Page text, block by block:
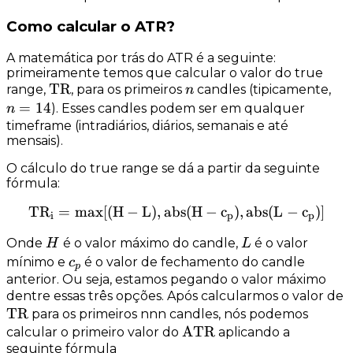
Como calcular o ATR?
A matemática por trás do ATR é a seguinte:
primeiramente temos que calcular o valor do true
range, \rm
TR
TR, para os primeiros n
n candles (tipicamente,
n = 14). Esses candles podem ser em qualquer
timeframe (intradiários, diários, semanais e até
mensais).
O cálculo do true range se dá a partir da seguinte
fórmula:
\rm{TR_{i}} = \text{max}
TRi = max[(H − L), abs(H − cp),abs(L − cp)]
Onde H
H é o valor máximo do candle, L
Lé o valor
mínimo e c_p
cp é o valor de fechamento do candle
anterior. Ou seja, estamos pegando o valor máximo
dentre essas três opções. Após calcularmos o valor de
TR para os primeiros nnn candles, nós podemos
calcular o primeiro valor do \rm
ATR aplicando a
seguinte fórmula